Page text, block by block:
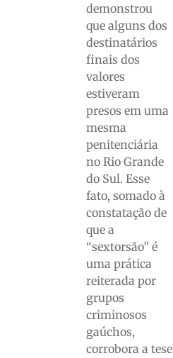
demonstrou
que alguns dos
destinatários
finais dos
valores
estiveram
presos em uma
mesma
penitenciária
no Rio Grande
do Sul. Esse
fato, somado à
constatação de
que a
“sextorsão” é
uma prática
reiterada por
grupos
criminosos
gaúchos,
corrobora a tese